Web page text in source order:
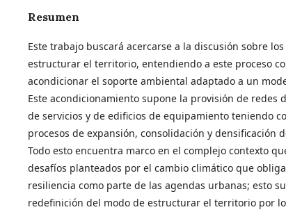
Resumen
Este trabajo buscará acercarse a la discusión sobre
estructurar el territorio, entendiendo a este proceso
acondicionar el soporte ambiental adaptado a un
Este acondicionamiento supone la provisión de redes
de servicios y de edificios de equipamiento teniendo
procesos de expansión, consolidación y densificación
Todo esto encuentra marco en el complejo contexto
desafíos planteados por el cambio climático que
resiliencia como parte de las agendas urbanas; esto
redefinición del modo de estructurar el territorio por